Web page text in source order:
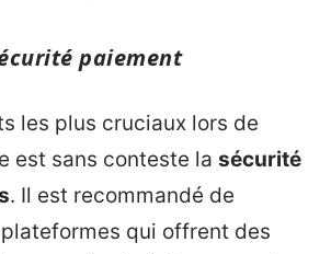
paiement
les plus cruciaux lors de
est sans conteste la sécurité
. Il est recommandé de
qui offrent des